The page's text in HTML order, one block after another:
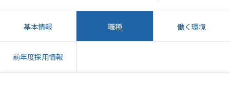
基本情報 職種 働く環境
前年度採用情報